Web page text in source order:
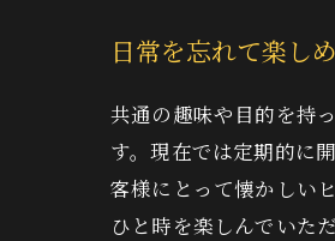
日常を忘れて楽し
共通の趣味や目的を持
す。現在では定期的に
客様にとって懐かしい
ひと時を楽しんでいた